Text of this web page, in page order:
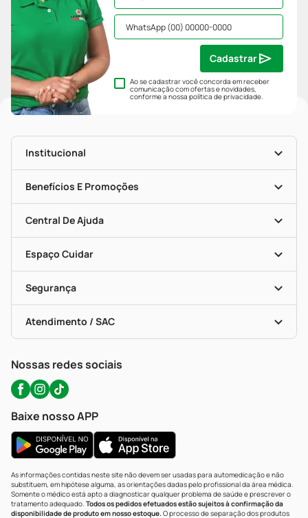
Ao se cadastrar você concorda em receber
comunicação com ofertas e novidades,
conforme a nossapolítica de privacidade.
Cadastrar
Institucional
História
Nossas Lojas
Mapa De Categorias
Blog Da PP
Seja Uma Loja Parceira
Benefícios E Promoções
Clube PP
Convênios
Programa Popular Do Brasil
Encarte De Ofertas
Dermaclub
Descontos De Laboratório (PBM)
Cupons E Ofertas
Central De Ajuda
Entrega
Recompra Programada
Compras Com Receita
Alomed (tele-Entrega)
Formas De Pagamento
Troca E Devolução
Bulas De A A Z
Políticas De Marketplace
Espaço Cuidar
Vacinas
Serviços Farmacêuticos
Testes Rápidos
Autoteste Covid-19
Segurança
Certificado De Segurança
Portal Da Privacidade
Atendimento / SAC
WhatsApp (47) 9202-1687
Nossas redes sociais
Baixe nosso APP
As informações contidas neste site não devem ser usadas para automedicação e não
substituem, em hipótese alguma, as orientações dadas pelo profissional da área médica.
Somente o médico está apto a diagnosticar qualquer problema de saúde e prescrever o
tratamento adequado. Todos os pedidos efetuados estão sujeitos à confirmação da
disponibilidade de produto em nosso estoque.O processo de separação dos produtos